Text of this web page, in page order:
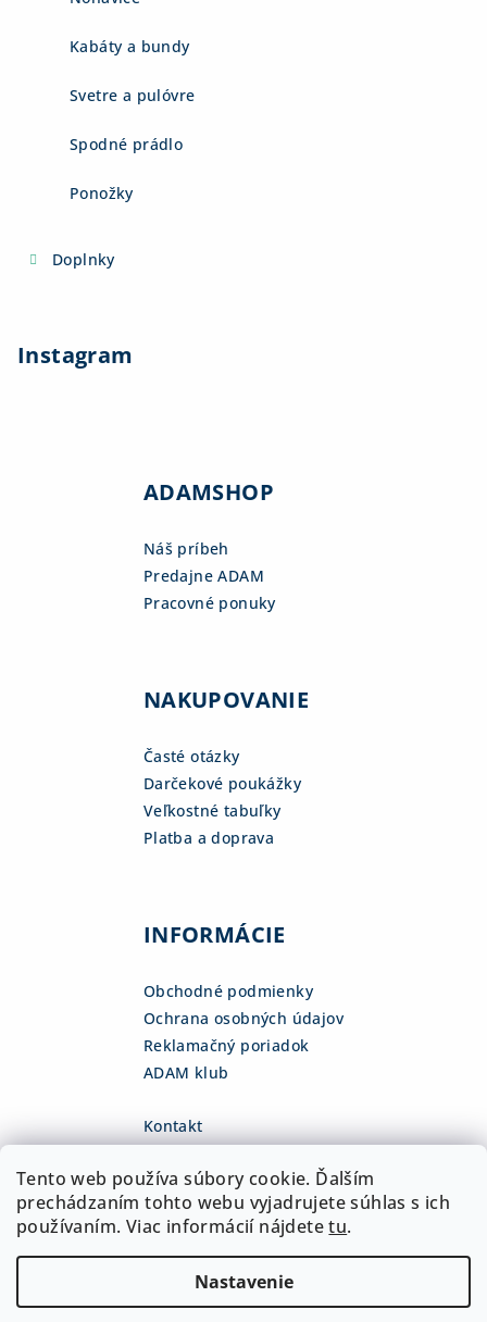
Tento web používa súbory cookie. Ďalším
prechádzaním tohto webu vyjadrujete súhlas s ich
používaním. Viac informácií nájdetetu.
Nastavenie
Kabáty a bundy
Svetre a pulóvre
Spodné prádlo
Ponožky
Doplnky
Instagram
ADAMSHOP
Náš príbeh
Predajne ADAM
Pracovné ponuky
NAKUPOVANIE
Časté otázky
Darčekové poukážky
Veľkostné tabuľky
Platba a doprava
INFORMÁCIE
Obchodné podmienky
Ochrana osobných údajov
Reklamačný poriadok
ADAM klub
Kontakt
+421 918 468 475
fb.com/adamshop.sk
adamshop.sk